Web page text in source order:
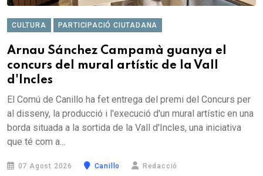
CULTURA PARTICIPACIÓ CIUTADANA
Arnau Sánchez Campamà guanya el
concurs del mural artístic de la Vall
d'Incles
El Comú de Canillo ha fet entrega del premi del Concurs per
al disseny, la producció i l'execució d'un mural artístic en una
borda situada a la sortida de la Vall d'Incles, una iniciativa
que té com a...
07 Agost 2026 Canillo Redacció